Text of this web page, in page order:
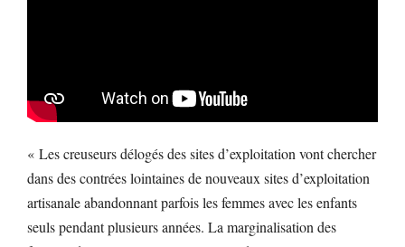
« Les creuseurs délogés des sites d’exploitation vont chercher
dans des contrées lointaines de nouveaux sites d’exploitation
artisanale abandonnant parfois les femmes avec les enfants
seuls pendant plusieurs années. La marginalisation des